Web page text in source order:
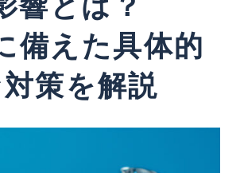
備えた具体的
策を解説